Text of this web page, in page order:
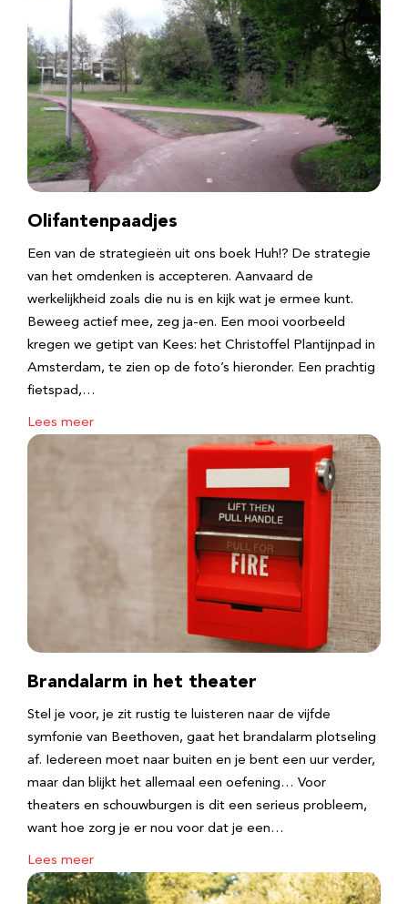
Olifantenpaadjes
Een van de strategieën uit ons boek Huh!? De strategie
van het omdenken is accepteren. Aanvaard de
werkelijkheid zoals die nu is en kijk wat je ermee kunt.
Beweeg actief mee, zeg ja-en. Een mooi voorbeeld
kregen we getipt van Kees: het Christoffel Plantijnpad in
Amsterdam, te zien op de foto’s hieronder. Een prachtig
fietspad,…
Lees meer
Brandalarm in het theater
Stel je voor, je zit rustig te luisteren naar de vijfde
symfonie van Beethoven, gaat het brandalarm plotseling
af. Iedereen moet naar buiten en je bent een uur verder,
maar dan blijkt het allemaal een oefening… Voor
theaters en schouwburgen is dit een serieus probleem,
want hoe zorg je er nou voor dat je een…
Lees meer